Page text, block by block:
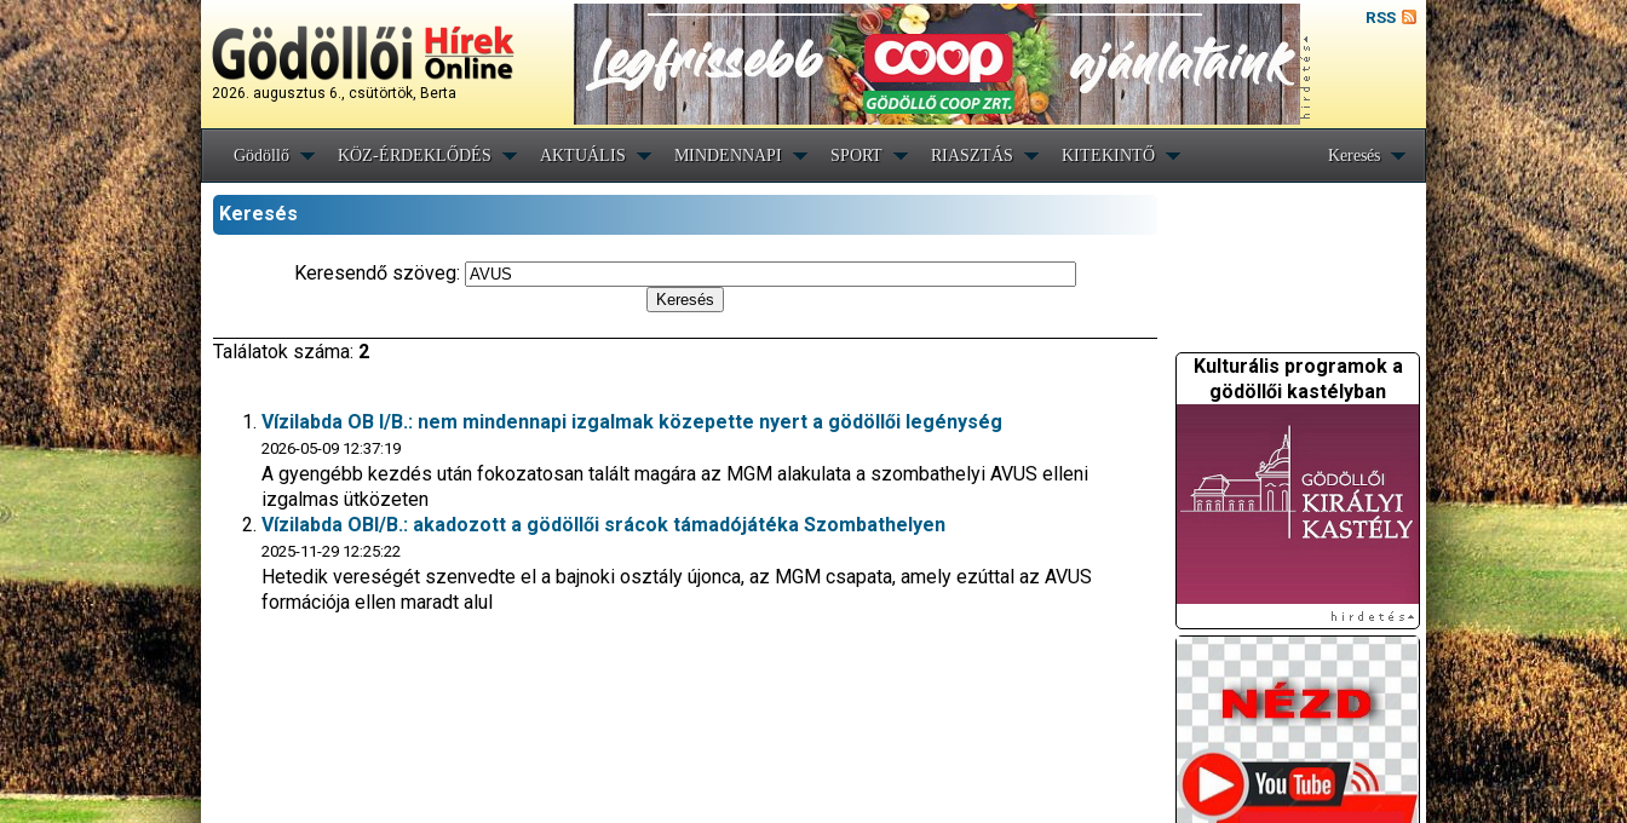
2026. augusztus 6., csütörtök, Berta
RSS
Gödöllő KÖZ-ÉRDEKLŐDÉS AKTUÁLIS MINDENNAPI SPORT RIASZTÁS KITEKINTŐ Keresés
Keresés
Keresendő szöveg:
Találatok száma: 2
Vízilabda OB I/B.: nem mindennapi izgalmak közepette nyert a gödöllői legénység
2026-05-09 12:37:19
A gyengébb kezdés után fokozatosan talált magára az MGM alakulata a szombathelyi AVUS elleni
izgalmas ütközeten
Vízilabda OBI/B.: akadozott a gödöllői srácok támadójátéka Szombathelyen
2025-11-29 12:25:22
Hetedik vereségét szenvedte el a bajnoki osztály újonca, az MGM csapata, amely ezúttal az AVUS
formációja ellen maradt alul
Kulturális programok a
gödöllői kastélyban